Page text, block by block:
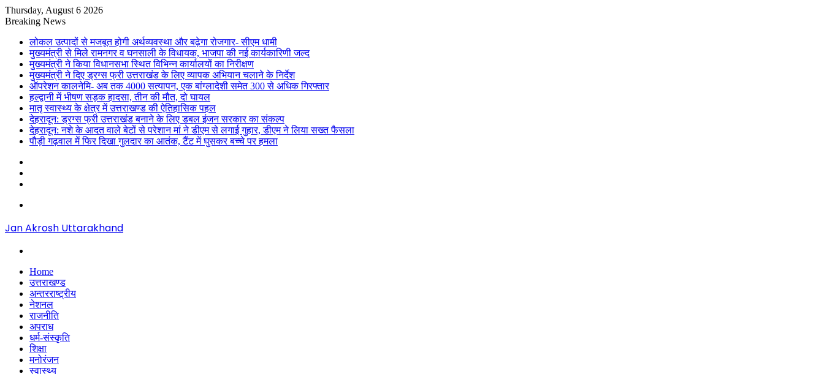
Thursday, August 6 2026
Breaking News
लोकल उत्पादों से मजबूत होगी अर्थव्यवस्था और बढ़ेगा रोजगार- सीएम धामी
मुख्यमंत्री से मिले रामनगर व घनसाली के विधायक, भाजपा की नई कार्यकारिणी जल्द
मुख्यमंत्री ने किया विधानसभा स्थित विभिन्न कार्यालयों का निरीक्षण
मुख्यमंत्री ने दिए ड्रग्स फ्री उत्तराखंड के लिए व्यापक अभियान चलाने के निर्देश
ऑपरेशन कालनेमि- अब तक 4000 सत्यापन, एक बांग्लादेशी समेत 300 से अधिक गिरफ्तार
हल्द्वानी में भीषण सड़क हादसा, तीन की मौत, दो घायल
मातृ स्वास्थ्य के क्षेत्र में उत्तराखण्ड की ऐतिहासिक पहल
देहरादून: ड्रग्स फ्री उत्तराखंड बनाने के लिए डबल इंजन सरकार का संकल्प
देहरादून: नशे के आदत वाले बेटों से परेशान मां ने डीएम से लगाई गुहार, डीएम ने लिया सख्त फैसला
पौड़ी गढ़वाल में फिर दिखा गुलदार का आतंक, टैंट में घुसकर बच्चे पर हमला
Jan Akrosh Uttarakhand
Home
उत्तराखण्ड
अन्तरराष्ट्रीय
नेशनल
राजनीति
अपराध
धर्म-संस्कृति
शिक्षा
मनोरंजन
स्वास्थ्य